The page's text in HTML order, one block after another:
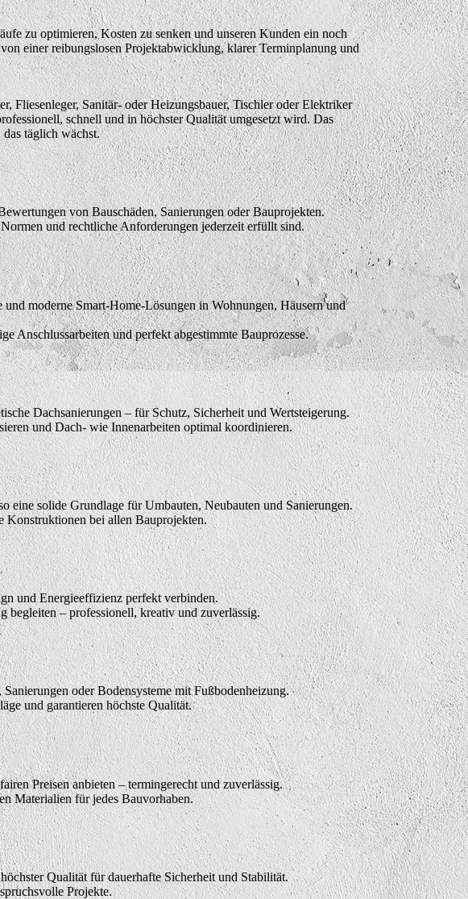
zu optimieren, Kosten zu senken und unseren Kunden ein noch
einer reibungslosen Projektabwicklung, klarer Terminplanung und
Fliesenleger, Sanitär- oder Heizungsbauer, Tischler oder Elektriker
schnell und in höchster Qualität umgesetzt wird. Das
täglich wächst.
von Bauschäden, Sanierungen oder Bauprojekten.
und rechtliche Anforderungen jederzeit erfüllt sind.
moderne Smart-Home-Lösungen in Wohnungen, Häusern und
Anschlussarbeiten und perfekt abgestimmte Bauprozesse.
Dachsanierungen – für Schutz, Sicherheit und Wertsteigerung.
und Dach- wie Innenarbeiten optimal koordinieren.
solide Grundlage für Umbauten, Neubauten und Sanierungen.
Konstruktionen bei allen Bauprojekten.
und Energieeffizienz perfekt verbinden.
– professionell, kreativ und zuverlässig.
oder Bodensysteme mit Fußbodenheizung.
und garantieren höchste Qualität.
Preisen anbieten – termingerecht und zuverlässig.
Materialien für jedes Bauvorhaben.
Qualität für dauerhafte Sicherheit und Stabilität.
Projekte.